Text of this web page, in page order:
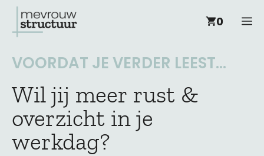
naar
0
VOORDAT JE VERDER LEEST...
Wil jij meer rust &
overzicht in je
werkdag?